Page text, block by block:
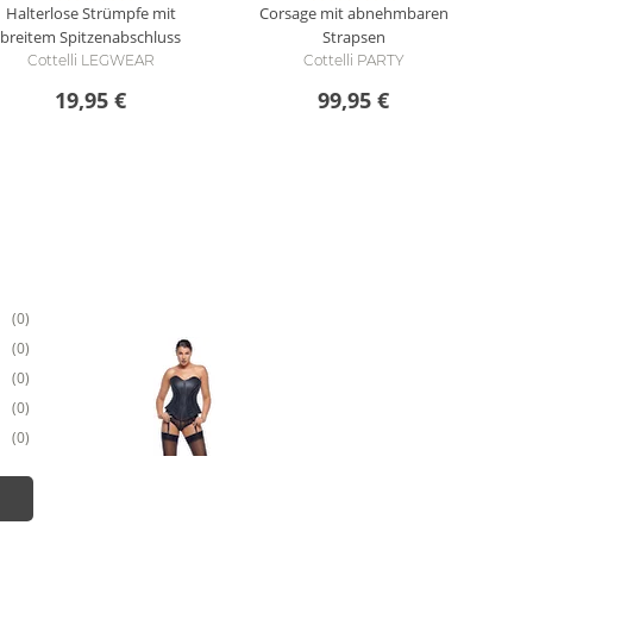
Halterlose Strümpfe mit
breitem Spitzenabschluss
Cottelli LEGWEAR
19,95 €
Corsage mit abnehmbaren
Strapsen
Cottelli PARTY
99,95 €
(0)
(0)
(0)
(0)
(0)